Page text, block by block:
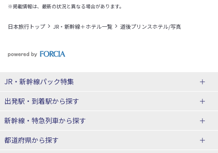
※掲載情報は、最新の状況と異なる場合があります。
日本旅行トップ JR・新幹線＋ホテル一覧 道後プリンスホテル/写真
JR・新幹線パック特集
JR・新幹線＋ホテルパック
出張パック
出発駅・到着駅から探す
秋田⇔東京 新幹線パック
仙台→東京 新幹線パック
新幹線・特急列車から探す
北海道新幹線 旅行
都道府県から探す